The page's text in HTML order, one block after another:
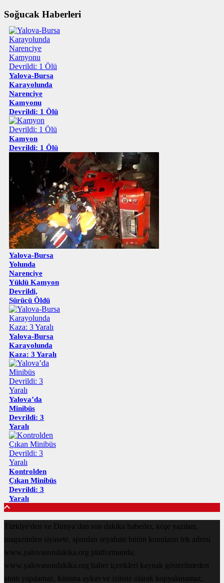
Soğucak Haberleri
Yalova-Bursa
Karayolunda
Narenciye
Kamyonu
Devrildi: 1 Ölü
Kamyon
Devrildi: 1 Ölü
Yalova-Bursa
Yolunda
Narenciye
Yüklü Kamyon
Devrildi,
Sürücü Öldü
Yalova-Bursa
Karayolunda
Kaza: 3 Yaralı
Yalova’da
Minibüs
Devrildi: 3
Yaralı
Kontrolden
Çıkan Minibüs
Devrildi: 3
Yaralı
Türkiye'den ve Dünya’dan son dakika haberler, köşe yazıları,
magazinden siyasete, spordan seyahate bütün konuların tek adresi
www.yalovasondakika.org platformunda;
www.yalovasondakika.org haber içerikleri kaynak gösterilmeden
alıntı yapılamaz, kanuna aykırı ve izinsiz olarak kopyalanamaz,